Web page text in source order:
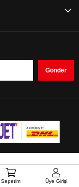
Gönder
Sepetim Üye Girişi